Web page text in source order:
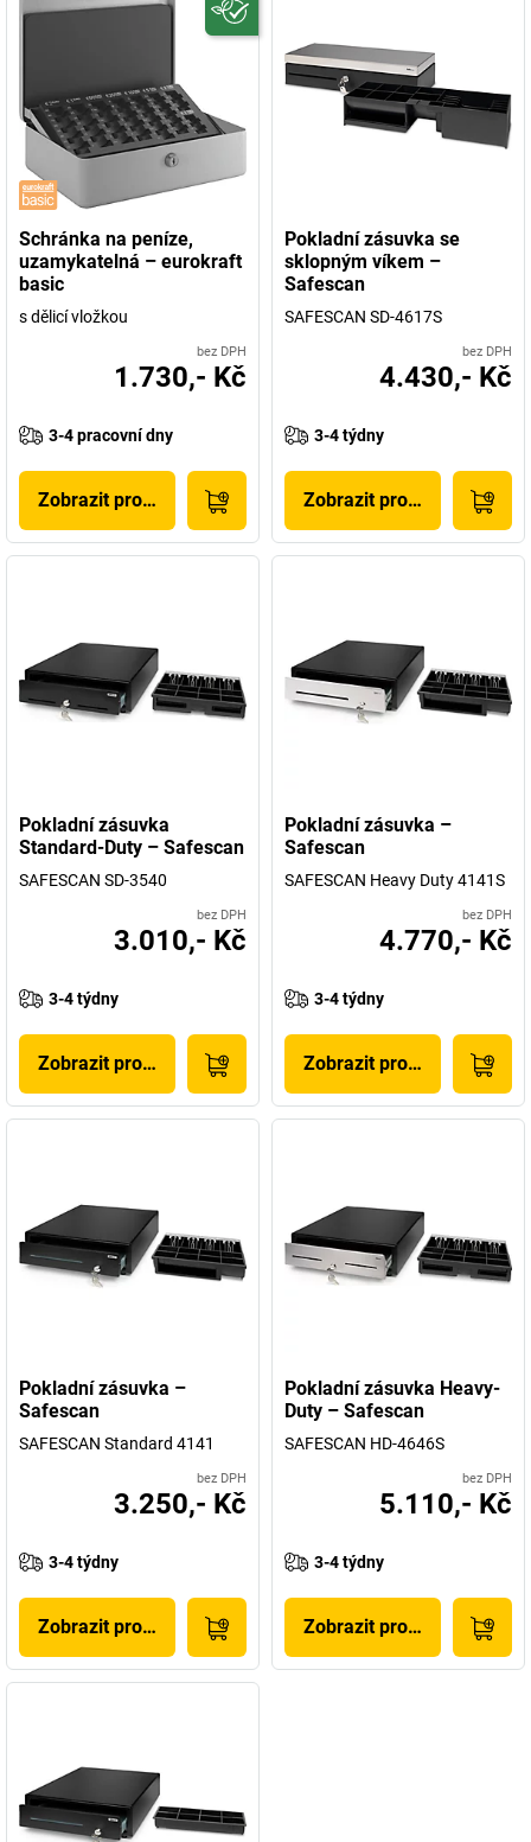
Schránka na peníze,
uzamykatelná – eurokraft
basic
s dělicí vložkou
bez DPH
1.730,- Kč
3-4 pracovní dny
Zobrazit produkt
Pokladní zásuvka se
sklopným víkem –
Safescan
SAFESCAN SD-4617S
bez DPH
4.430,- Kč
3-4 týdny
Zobrazit produkt
Pokladní zásuvka
Standard-Duty – Safescan
SAFESCAN SD-3540
bez DPH
3.010,- Kč
3-4 týdny
Zobrazit produkt
Pokladní zásuvka –
Safescan
SAFESCAN Heavy Duty 4141S
bez DPH
4.770,- Kč
3-4 týdny
Zobrazit produkt
Pokladní zásuvka –
Safescan
SAFESCAN Standard 4141
bez DPH
3.250,- Kč
3-4 týdny
Zobrazit produkt
Pokladní zásuvka Heavy-
Duty – Safescan
SAFESCAN HD-4646S
bez DPH
5.110,- Kč
3-4 týdny
Zobrazit produkt